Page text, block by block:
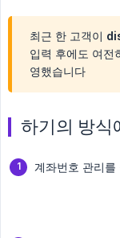
최근 한 고객이
입력 후에도 여전
영했습니다
하기의 방식
계좌번호 관리